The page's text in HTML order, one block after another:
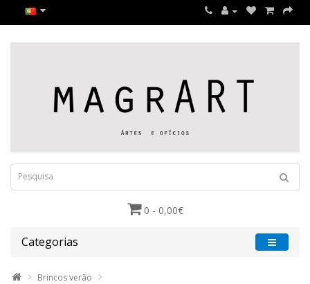
0 - 0,00€
Categorias
Brincos verão